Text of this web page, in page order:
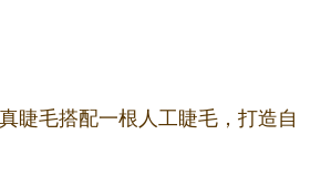
睫毛搭配一根人工睫毛，打造自